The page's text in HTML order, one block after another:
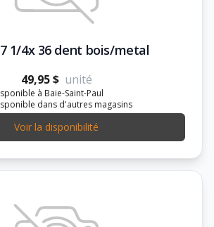
1/4x 36 dent bois/metal
49,95 $ unité
à Baie-Saint-Paul
dans d'autres magasins
Voir la disponibilité